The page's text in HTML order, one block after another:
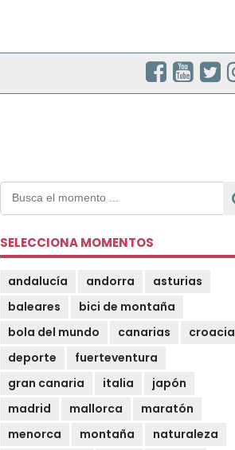
SELECCIONA MOMENTOS
andalucía andorra
asturias
baleares
bici de montaña
bola del mundo
canarias
croacia
deporte
fuerteventura
gran canaria
italia
japón
madrid
mallorca
maratón
menorca
montaña
naturaleza